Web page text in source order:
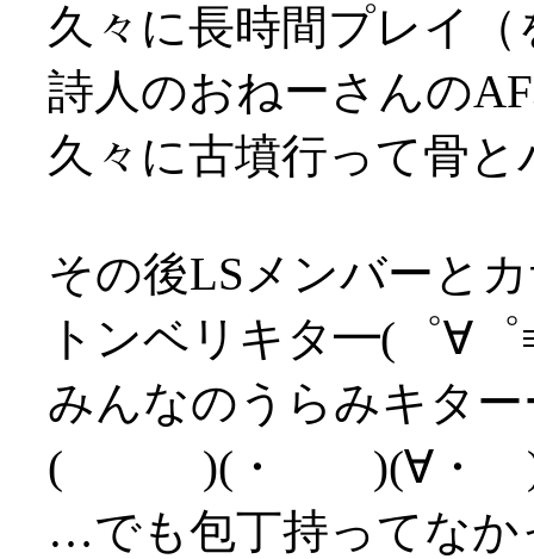
久々に長時間プレイ（
詩人のおねーさんの
久々に古墳行って骨
その後LSメンバーと
トンベリキタ━(゜∀
みんなのうらみキ
( )(・ )(∀・ )(・
…でも包丁持ってなか